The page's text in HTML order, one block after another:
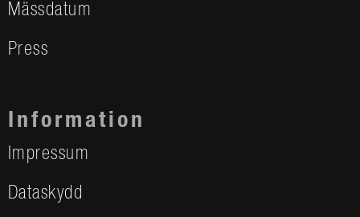
Mässdatum
Press
Information
Impressum
Dataskydd